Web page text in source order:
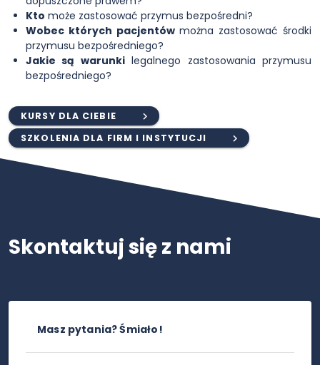
Kto może zastosować przymus bezpośredni?
Wobec których pacjentówmożna zastosować środki
przymusu bezpośredniego?
Jakie są warunkilegalnego zastosowania przymusu
bezpośredniego?
KURSY DLA CIEBIE
SZKOLENIA DLA FIRM I INSTYTUCJI
Skontaktuj się z nami
Masz pytania? Śmiało!